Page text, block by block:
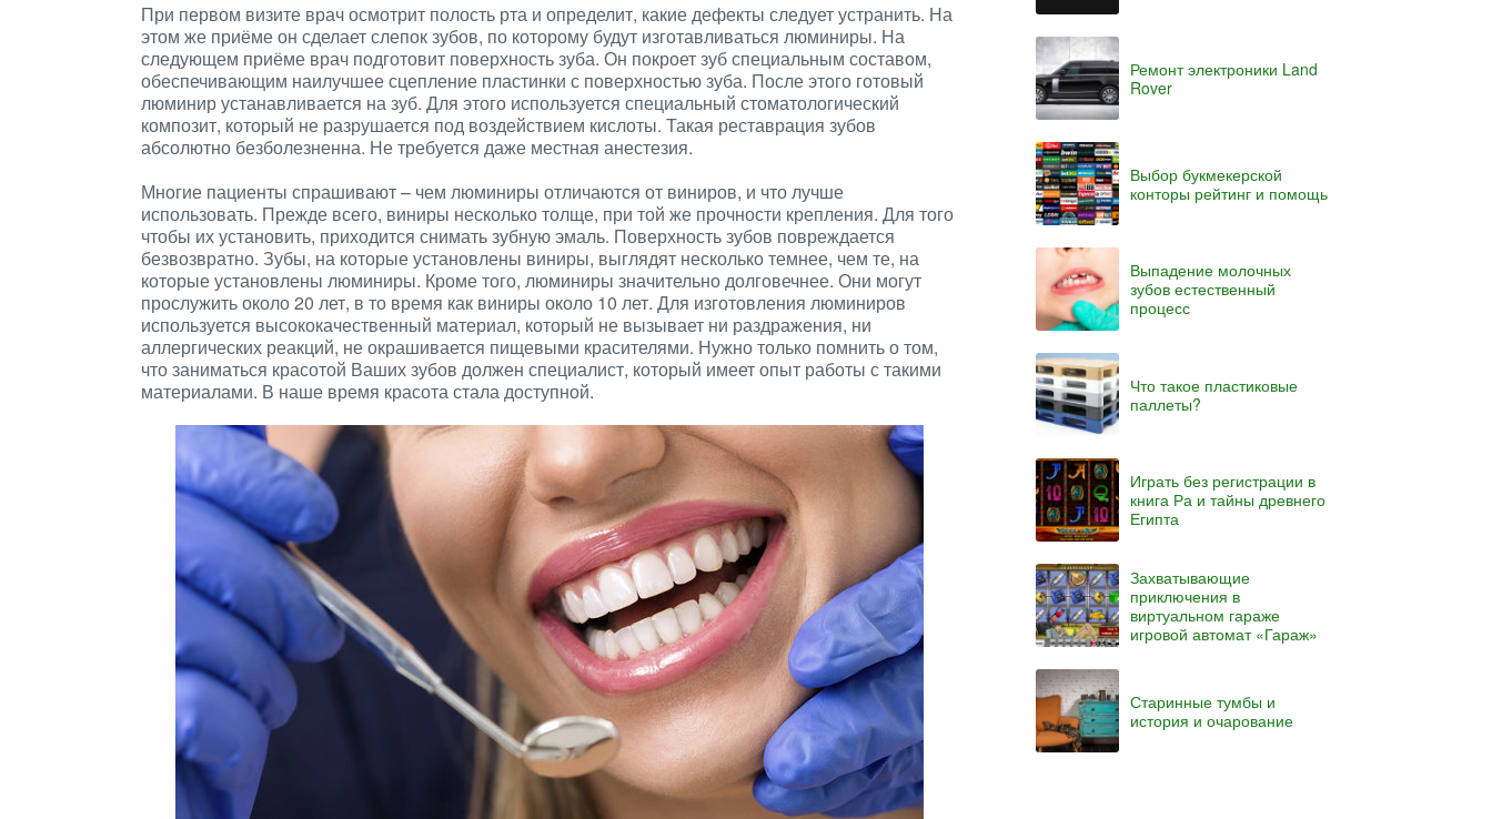
При первом визите врач осмотрит полость рта и определит, какие дефекты следует устранить. На
этом же приёме он сделает слепок зубов, по которому будут изготавливаться люминиры. На
следующем приёме врач подготовит поверхность зуба. Он покроет зуб специальным составом,
обеспечивающим наилучшее сцепление пластинки с поверхностью зуба. После этого готовый
люминир устанавливается на зуб. Для этого используется специальный стоматологический
композит, который не разрушается под воздействием кислоты. Такая реставрация зубов
абсолютно безболезненна. Не требуется даже местная анестезия.
Многие пациенты спрашивают – чем люминиры отличаются от виниров, и что лучше
использовать. Прежде всего, виниры несколько толще, при той же прочности крепления. Для того
чтобы их установить, приходится снимать зубную эмаль. Поверхность зубов повреждается
безвозвратно. Зубы, на которые установлены виниры, выглядят несколько темнее, чем те, на
которые установлены люминиры. Кроме того, люминиры значительно долговечнее. Они могут
прослужить около 20 лет, в то время как виниры около 10 лет. Для изготовления люминиров
используется высококачественный материал, который не вызывает ни раздражения, ни
аллергических реакций, не окрашивается пищевыми красителями. Нужно только помнить о том,
что заниматься красотой Ваших зубов должен специалист, который имеет опыт работы с такими
материалами. В наше время красота стала доступной.
Ремонт электроники Land
Rover
Выбор букмекерской
конторы рейтинг и помощь
Выпадение молочных
зубов естественный
процесс
Что такое пластиковые
паллеты?
Играть без регистрации в
книга Ра и тайны древнего
Египта
Захватывающие
приключения в
виртуальном гараже
игровой автомат «Гараж»
Старинные тумбы и
история и очарование